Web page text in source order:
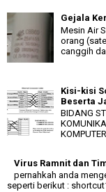
Gejala
Mesin Air
orang
canggih
Kisi-kisi
Beserta
BIDANG
Virus Ramnit dan
pernahkah anda
seperti berikut :